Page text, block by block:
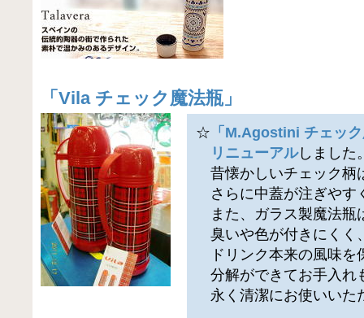
「 Vila チェック魔法瓶」
☆ 「M.Agostini チェッ
リニューアルしました
昔懐かしいチェック柄
さらに中蓋が注ぎやす
また、ガラス製魔法瓶
臭いや色が付きにくく
ドリンク本来の風味を
分解ができてお手入れ
永く清潔にお使いいた